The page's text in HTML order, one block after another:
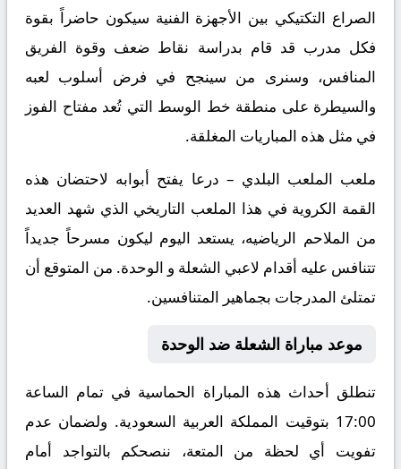
الصراع التكتيكي بين الأجهزة الفنية سيكون حاضراً بقوة
فكل مدرب قد قام بدراسة نقاط ضعف وقوة الفريق
المنافس، وسنرى من سينجح في فرض أسلوب لعبه
والسيطرة على منطقة خط الوسط التي تُعد مفتاح الفوز
في مثل هذه المباريات المغلقة.
ملعب الملعب البلدي – درعا يفتح أبوابه لاحتضان هذه
القمة الكروية في هذا الملعب التاريخي الذي شهد العديد
من الملاحم الرياضيه، يستعد اليوم ليكون مسرحاً جديداً
تتنافس عليه أقدام لاعبي الشعلة و الوحدة. من المتوقع أن
تمتلئ المدرجات بجماهير المتنافسين.
موعد مباراة الشعلة ضد الوحدة
تنطلق أحداث هذه المباراة الحماسية في تمام الساعة
17:00 بتوقيت المملكة العربية السعودية. ولضمان عدم
تفويت أي لحظة من المتعة، ننصحكم بالتواجد أمام